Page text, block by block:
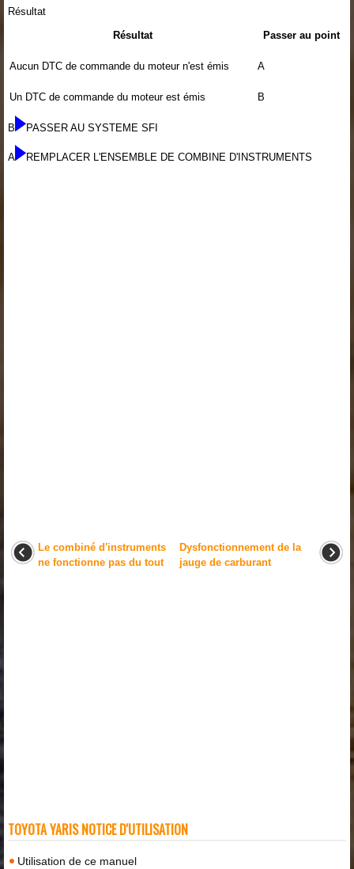
Résultat
Résultat
Passer au point
Aucun DTC de commande du moteur n'est émis A
Un DTC de commande du moteur est émis B
B PASSER AU SYSTEME SFI
A REMPLACER L'ENSEMBLE DE COMBINE D'INSTRUMENTS
Le combiné d'instruments
ne fonctionne pas du tout
Dysfonctionnement de la
jauge de carburant
TOYOTA YARIS NOTICE D'UTILISATION
Utilisation de ce manuel